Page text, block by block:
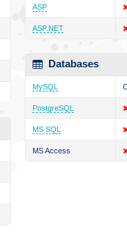
ASP
ASP.NET
Databases
MySQL
PostgreSQL
MS SQL
MS Access